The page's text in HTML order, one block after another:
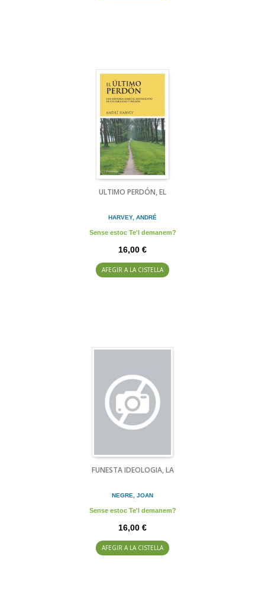
ULTIMO PERDÓN, EL
HARVEY, ANDRÉ
Sense estoc Te'l demanem?
16,00 €
AFEGIR A LA CISTELLA
FUNESTA IDEOLOGIA, LA
NEGRE, JOAN
Sense estoc Te'l demanem?
16,00 €
AFEGIR A LA CISTELLA